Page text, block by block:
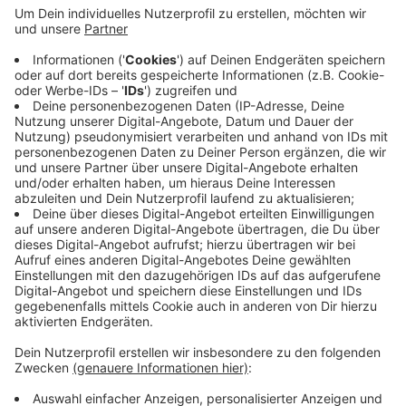
gestern Abend um kurz nach 19.00 Uhr nach rechts
von der Straße abgekommen. Dabei hat er ein auf der
Busspur stehendes Auto gerammt. Die beiden 20 und
22 Jahre alten Insassen, ein Mann und eine Frau,
mussten schwer verletzt ins Krankenhaus gebracht
werden.
Die Polizei stellte fest, dass der LKW-Fahrer stark
nach Alkohol roch, sie ließ ihm Blut entnehmen.
Während der Unfallaufnahme war die Kölner Straße in
beiden Richtungen komplett gesperrt.
Anzeige
Anzeige